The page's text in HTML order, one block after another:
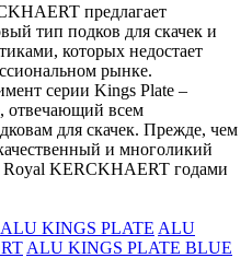
предлагает
тип подков для скачек и
которых недостает
рынке.
серии Kings Plate –
отвечающий всем
для скачек. Прежде, чем
и многоликий
Royal KERCKHAERT годами
ALU KINGS PLATE ALU
ALU KINGS PLATE BLUE